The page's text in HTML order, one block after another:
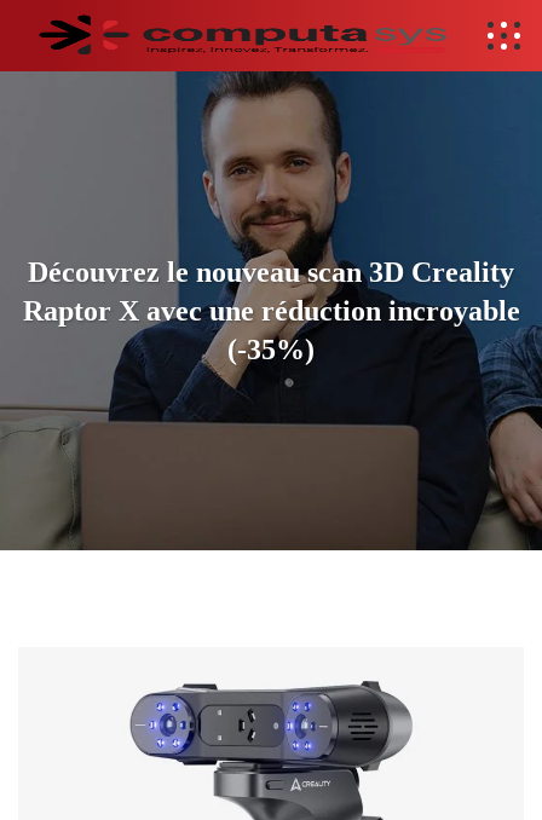
Découvrez le nouveau scan 3D Creality
Raptor X avec une réduction incroyable
(-35%)